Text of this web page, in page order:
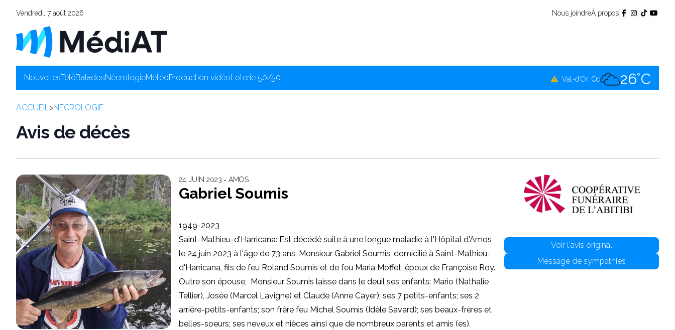
Vendredi, 7 août 2026 Nous joindreÀ propos
NouvellesTéléBaladosNécrologieMétéoProduction vidéoLoterie 50/50 Val-d'Or, Qc 26°C
ACCUEIL>NÉCROLOGIE
Avis de décès
24 JUIN 2023 ‐ AMOS
Gabriel Soumis
1949-2023
Saint-Mathieu-d'Harricana: Est décédé suite à une longue maladie à l'Hôpital d'Amos
le 24 juin 2023 à l'âge de 73 ans, Monsieur Gabriel Soumis, domicilié à Saint-Mathieu-
d'Harricana, fils de feu Roland Soumis et de feu Maria Moffet, époux de Françoise Roy.
Outre son épouse, Monsieur Soumis laisse dans le deuil ses enfants: Mario (Nathalie
Tellier), Josée (Marcel Lavigne) et Claude (Anne Cayer); ses 7 petits-enfants; ses 2
arrière-petits-enfants; son frère feu Michel Soumis (Idèle Savard); ses beaux-frères et
belles-soeurs; ses neveux et nièces ainsi que de nombreux parents et amis (es).
Voir l'avis original
Message de sympathies